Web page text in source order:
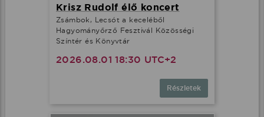
Krisz Rudolf élő koncert
Zsámbok, Lecsót a keceléből
Hagyományőrző Fesztivál Közösségi
Színtér és Könyvtár
2026.08.01 18:30 UTC+2
Részletek